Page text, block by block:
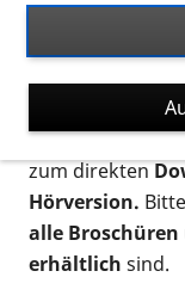
Ort. Nutzen Sie
nach Flyern
suchen. Die
verschiedenen
postalischen
zum direkten
Hörversion.
alle
erhältlich sind.